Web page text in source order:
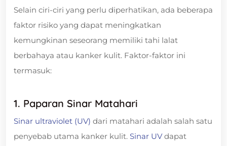
Selain ciri-ciri yang perlu diperhatikan, ada beberapa
faktor risiko yang dapat meningkatkan
kemungkinan seseorang memiliki tahi lalat
berbahaya atau kanker kulit. Faktor-faktor ini
termasuk:
1. Paparan Sinar Matahari
Sinar ultraviolet (UV) dari matahari adalah salah satu
penyebab utama kanker kulit. Sinar UVdapat